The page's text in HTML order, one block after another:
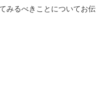
みるべきことについてお伝